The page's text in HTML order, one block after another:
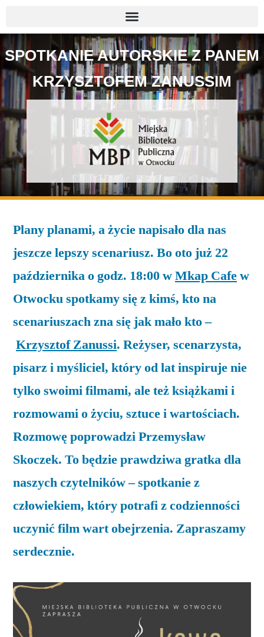
SPOTKANIE AUTORSKIE Z PANEM
KRZYSZTOFEM ZANUSSIM
Plany planami, a życie napisało dla nas
jeszcze lepszy scenariusz. Booto już 22
października o godz. 18:00 wMkap Cafew
Otwocku spotkamy się z kimś, kto na
scenariuszach zna się jak mało kto –
Krzysztof Zanussi. Reżyser, scenarzysta,
pisarz i myśliciel, który od lat inspiruje nie
tylko swoimi filmami, ale też książkami i
rozmowami o życiu, sztuce i wartościach.
Rozmowę poprowadzi Przemysław
Skoczek. To będzie prawdziwa gratka dla
naszych czytelników – spotkanie z
człowiekiem, który potrafi z codzienności
uczynić film wart obejrzenia. Zapraszamy
serdecznie.